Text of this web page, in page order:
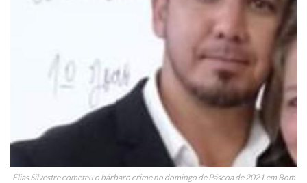
Elias Silvestre cometeu o bárbaro crime no domingo de Páscoa de 2021 em Bom